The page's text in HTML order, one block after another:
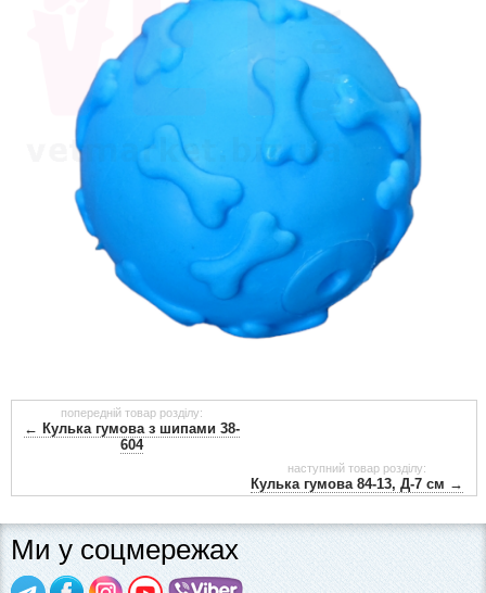
попередній товар розділу:
← Кулька гумова з шипами 38-
604
наступний товар розділу:
Кулька гумова 84-13, Д-7 см →
Ми у соцмережах